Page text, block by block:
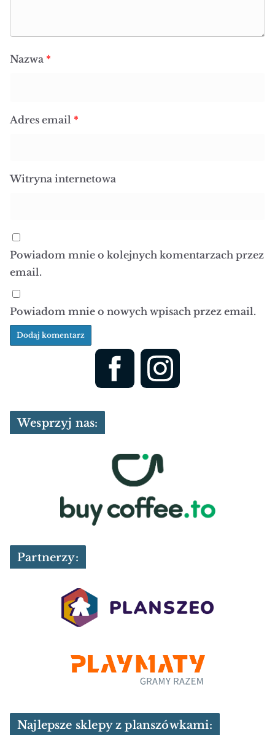
Nazwa *
Adres email *
Witryna internetowa
Powiadom mnie o kolejnych komentarzach przez
email.
Powiadom mnie o nowych wpisach przez email.
Wesprzyj nas:
Partnerzy:
Najlepsze sklepy z planszówkami: